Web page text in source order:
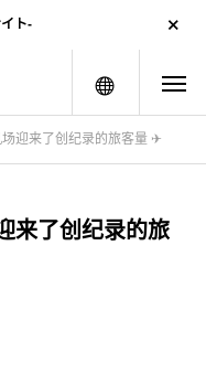
ト-
menu
迎来了创纪录的旅客量 ✈
来了创纪录的旅